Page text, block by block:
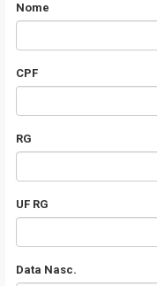
Nome
CPF
RG
UF RG
Data Nasc.